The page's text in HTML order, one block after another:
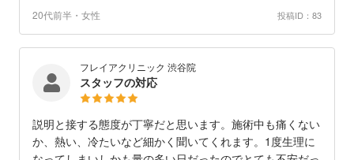
20代前半・女性 投稿ID：83
フレイアクリニック 渋谷院
スタッフの対応
説明と接する態度が丁寧だと思います。施術中も痛くない
か、熱い、冷たいなど細かく聞いてくれます。1度生理に